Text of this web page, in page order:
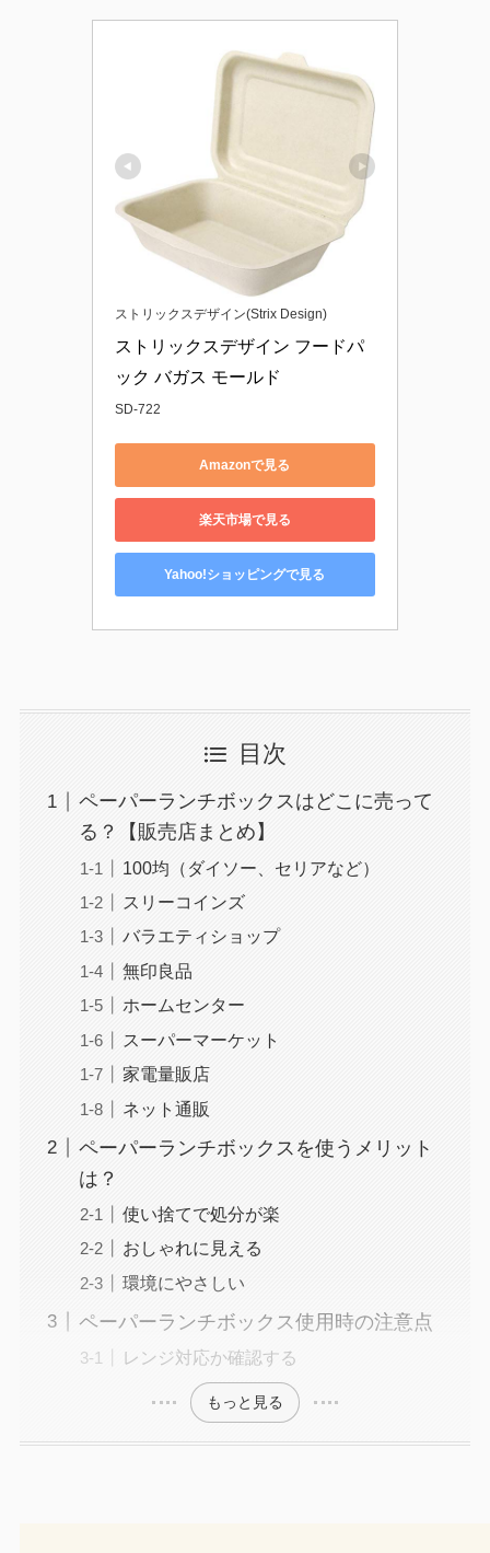
ストリックスデザイン(Strix Design)
ストリックスデザイン フードパ
ック バガス モールド
SD-722
Amazonで見る
楽天市場で見る
Yahoo!ショッピングで見る
目次
ペーパーランチボックスはどこに売って
る？【販売店まとめ】
100均（ダイソー、セリアなど）
スリーコインズ
バラエティショップ
無印良品
ホームセンター
スーパーマーケット
家電量販店
ネット通販
ペーパーランチボックスを使うメリット
は？
使い捨てで処分が楽
おしゃれに見える
環境にやさしい
ペーパーランチボックス使用時の注意点
レンジ対応か確認する
もっと見る